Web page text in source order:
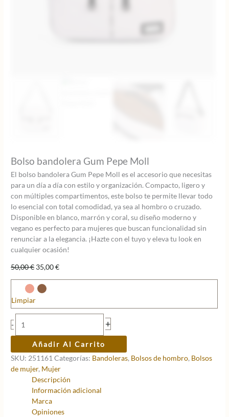
Bolso bandolera Gum Pepe Moll
El bolso bandolera Gum Pepe Moll es el accesorio que necesitas
para un día a día con estilo y organización. Compacto, ligero y
con múltiples compartimentos, este bolso te permite llevar todo
lo esencial con total comodidad, ya sea al hombro o cruzado.
Disponible en blanco, marrón y coral, su diseño moderno y
vegano es perfecto para mujeres que buscan funcionalidad sin
renunciar a la elegancia. ¡Hazte con el tuyo y eleva tu look en
cualquier ocasión!
50,00€ El
original
era:
50,00 €.
35,00€El
35,00 €.
Limpiar
-
bandolera
Pepe
Moll
cantidad
+
Añadir Al Carrito
SKU: 251161 Categorías: Bandoleras, Bolsos de hombro, Bolsos
de mujer, Mujer
Descripción
Información adicional
Marca
Opiniones